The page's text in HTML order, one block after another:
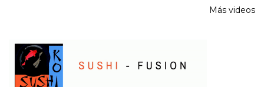
Más videos